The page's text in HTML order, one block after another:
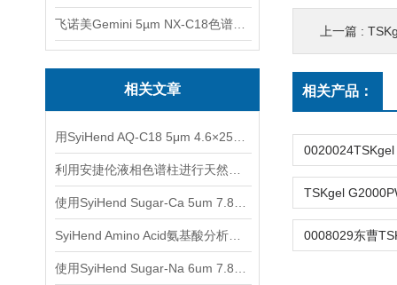
相关文章
上一篇 :
相关产品：